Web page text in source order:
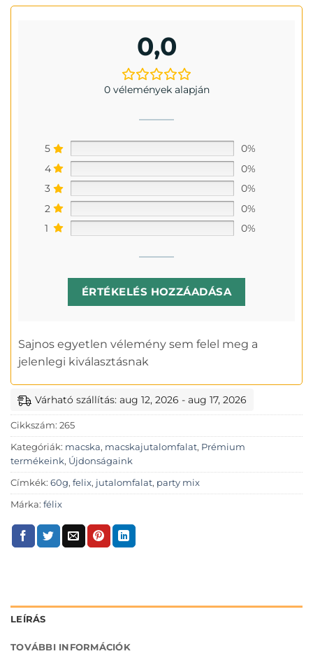
0,0
0 vélemények alapján
5
0%
4
0%
3
0%
2
0%
1
0%
ÉRTÉKELÉS HOZZÁADÁSA
Sajnos egyetlen vélemény sem felel meg a
jelenlegi kiválasztásnak
Várható szállítás: aug 12, 2026 - aug 17, 2026
Cikkszám: 265
Kategóriák: macska, macskajutalomfalat, Prémium
termékeink, Újdonságaink
Címkék: 60g, felix, jutalomfalat, party mix
Márka: félix
LEÍRÁS
TOVÁBBI INFORMÁCIÓK